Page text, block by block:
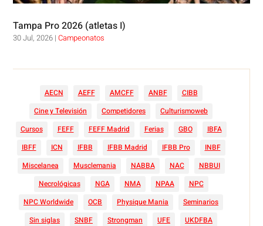
Tampa Pro 2026 (atletas I)
30 Jul, 2026 |Campeonatos
AECN AEFF AMCFF ANBF
CIBB
Cine y Televisión
Competidores
Culturismoweb
Cursos
FEFF FEFF Madrid Ferias GBO
IBFA
IBFF
ICN IFBB IFBB Madrid IFBB Pro
INBF
Miscelanea
Musclemania NABBA NAC
NBBUI
Necrológicas
NGA NMA NPAA
NPC
NPC Worldwide
OCB Physique Mania
Seminarios
Sin siglas
SNBF Strongman UFE
UKDFBA